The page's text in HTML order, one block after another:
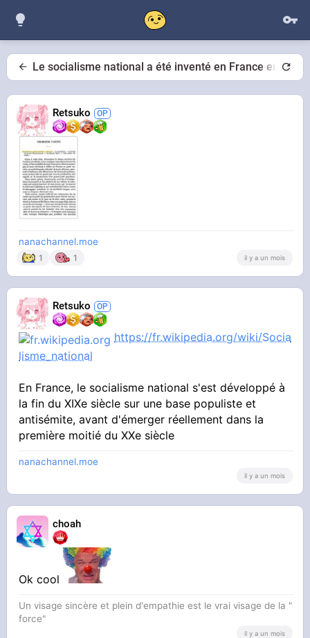
Le socialisme national a été inventé en France en 1903
Retsuko
nanachannel.moe
1 1 il y a un mois
Retsuko
https://fr.wikipedia.org/wiki/Socia
lisme_national
En France, le socialisme national s'est développé à
la fin du XIXe siècle sur une base populiste et
antisémite, avant d'émerger réellement dans la
première moitié du XXe siècle
nanachannel.moe
il y a un mois
choah
Ok cool
Un visage sincère et plein d'empathie est le vrai visage de la "
force"
il y a un mois